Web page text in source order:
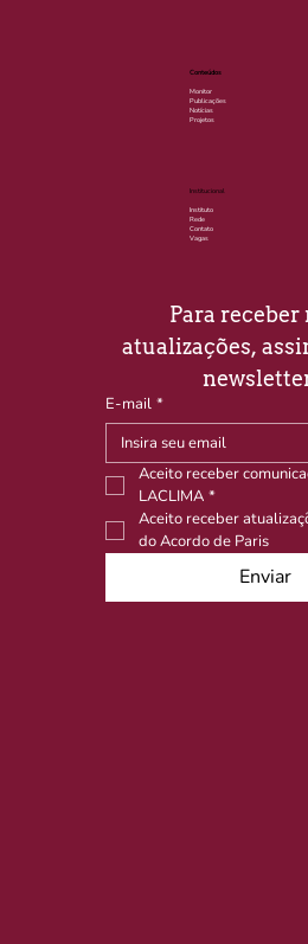
Conteúdos
Monitor
Publicações
Notícias
Projetos
Institucional
Instituto
Rede
Contato
Vagas
Para receber
atualizações,
E-mail *
Aceito receber
LACLIMA *
Aceito receber
do Acordo de Paris
Enviar